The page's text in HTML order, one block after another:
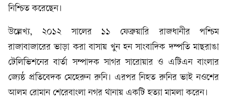
নিশ্চিত করেছেন।
উল্লেখ্য, ২০১২ সালের ১১ ফেব্রুয়ারি রাজধানীর পশ্চিম
রাজাবাজারের ভাড়া করা বাসায় খুন হন সাংবাদিক দম্পতি মাছরাঙা
টেলিভিশনের বার্তা সম্পাদক সাগর সারোয়ার ও এটিএন বাংলার
জ্যেষ্ঠ প্রতিবেদক মেহেরুন রুনি। এরপর নিহত রুনির ভাই নওশের
আলম রোমান শেরেবাংলা নগর থানায় একটি হত্যা মামলা করেন।